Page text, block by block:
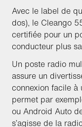
Avec le label de
dos), le Cleango
certifiée pour un
conducteur plus
Un poste radio
assure un
connexion facile à
permet par
ou Android Auto
s’agisse de la